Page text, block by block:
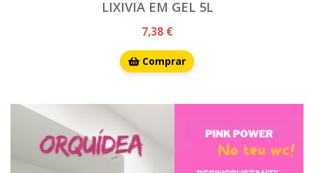
LIXIVIA EM GEL 5L
7,38 €
Comprar